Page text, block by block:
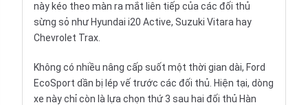
này kéo theo màn ra mắt liên tiếp của các đối thủ
sừng sỏ như Hyundai i20 Active, Suzuki Vitara hay
Chevrolet Trax.
Không có nhiều nâng cấp suốt một thời gian dài, Ford
EcoSport dần bị lép vế trước các đối thủ. Hiện tại, dòng
xe này chỉ còn là lựa chọn thứ 3 sau hai đối thủ Hàn